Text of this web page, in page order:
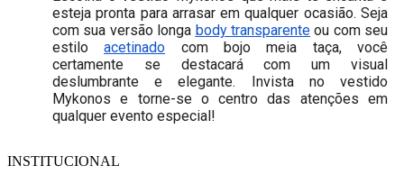
esteja pronta para arrasar em qualquer ocasião. Seja
com sua versão longa body transparenteou com seu
estiloacetinado com bojo meia taça, você
certamente se destacará com um visual
deslumbrante e elegante. Invista no vestido
Mykonos e torne-se o centro das atenções em
qualquer evento especial!
INSTITUCIONAL